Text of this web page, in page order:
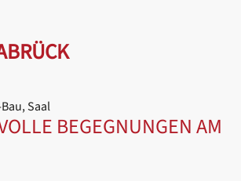
Saal
BEGEGNUNGEN AM